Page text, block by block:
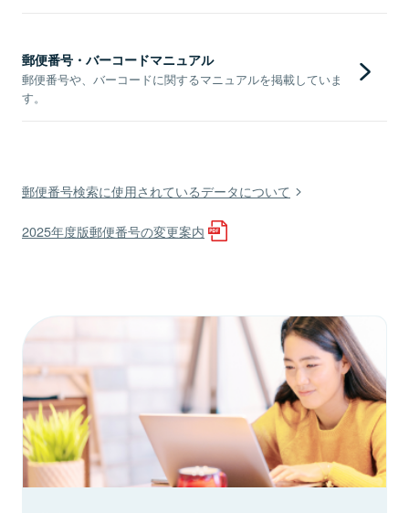
郵便番号・バーコードマニュアル
郵便番号や、バーコードに関するマニュアルを掲載していま
す。
郵便番号検索に使用されているデータについて
2025年度版郵便番号の変更案内